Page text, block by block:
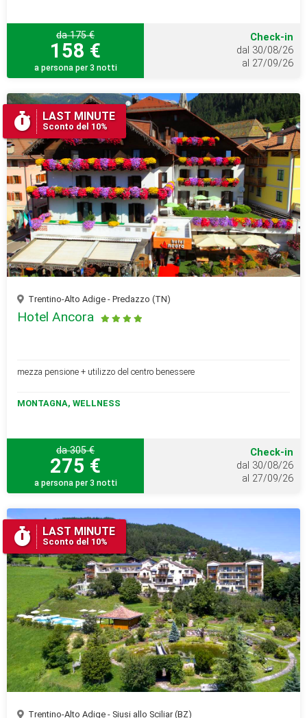
da 175 €
158 €
a persona per 3 notti
Check-in
dal 30/08/26
al 27/09/26
LAST MINUTE
Sconto del 10%
Trentino-Alto Adige - Predazzo (TN)
Hotel Ancora
mezza pensione + utilizzo del centro benessere
MONTAGNA, WELLNESS
da 305 €
275 €
a persona per 3 notti
Check-in
dal 30/08/26
al 27/09/26
LAST MINUTE
Sconto del 10%
Trentino-Alto Adige - Siusi allo Sciliar (BZ)